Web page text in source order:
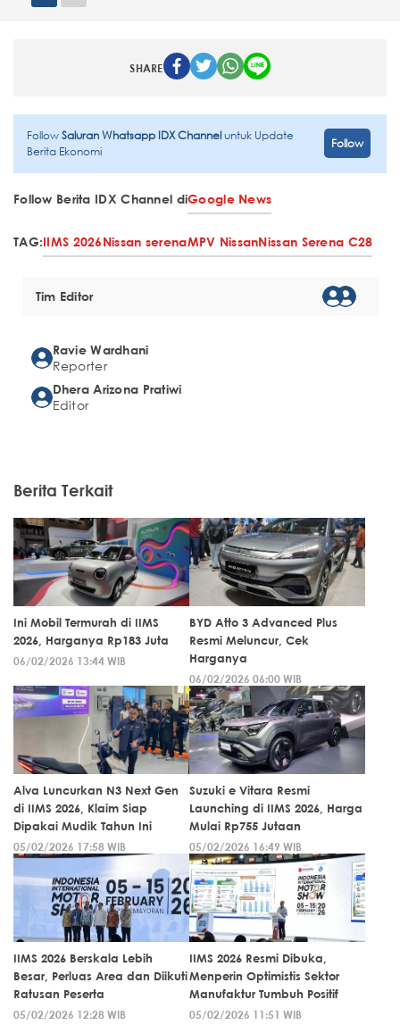
SHARE
FollowSaluran Whatsapp IDX Channeluntuk Update
Berita Ekonomi
Follow
Follow Berita IDX Channel diGoogle News
TAG:IIMS 2026Nissan serenaMPV NissanNissan Serena C28
Tim Editor
Ravie Wardhani
Reporter
Dhera Arizona Pratiwi
Editor
Berita Terkait
Ini Mobil Termurah di IIMS
2026, Harganya Rp183 Juta
06/02/2026 13:44 WIB
BYD Atto 3 Advanced Plus
Resmi Meluncur, Cek
Harganya
06/02/2026 06:00 WIB
Alva Luncurkan N3 Next Gen
di IIMS 2026, Klaim Siap
Dipakai Mudik Tahun Ini
05/02/2026 17:58 WIB
Suzuki e Vitara Resmi
Launching di IIMS 2026, Harga
Mulai Rp755 Jutaan
05/02/2026 16:49 WIB
IIMS 2026 Berskala Lebih
Besar, Perluas Area dan Diikuti
Ratusan Peserta
05/02/2026 12:28 WIB
IIMS 2026 Resmi Dibuka,
Menperin Optimistis Sektor
Manufaktur Tumbuh Positif
05/02/2026 11:51 WIB